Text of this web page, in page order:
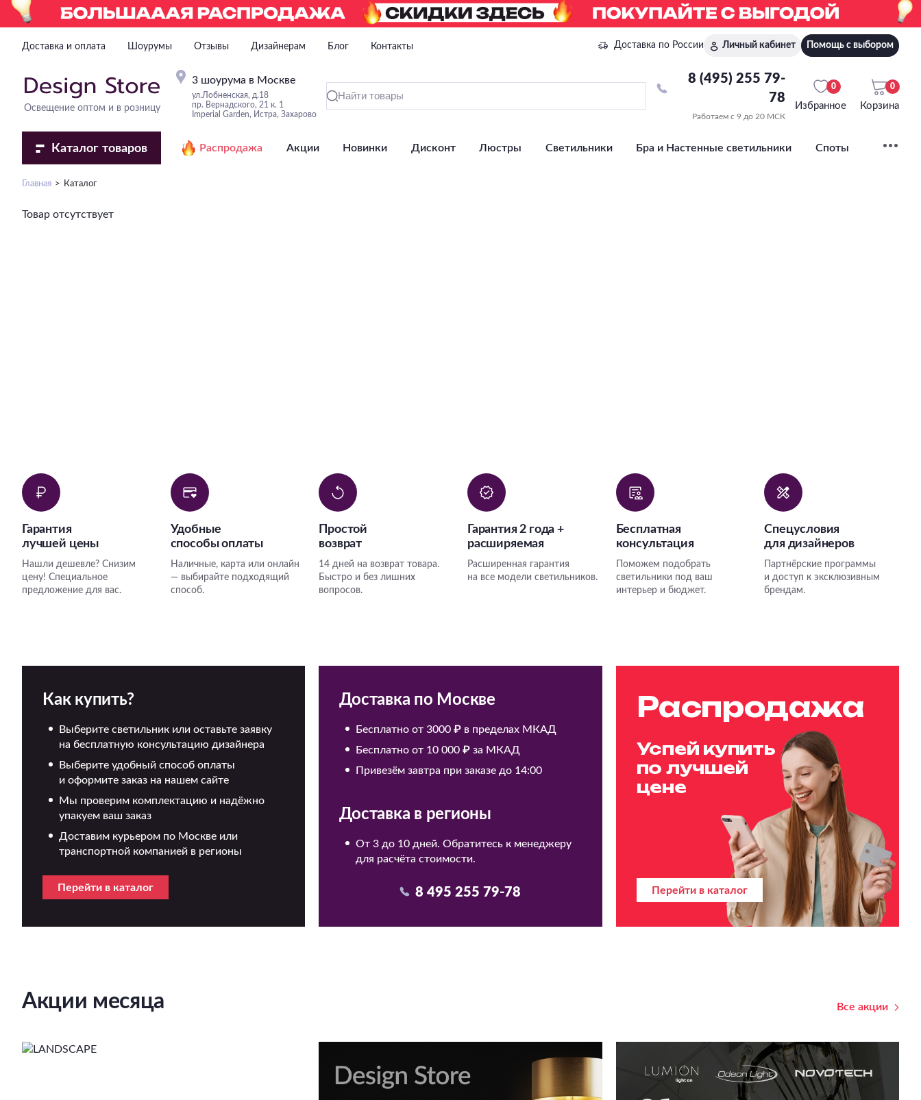
Доставка и оплата Шоурумы Отзывы Дизайнерам Блог Контакты Доставка по России Личный кабинет Помощь с выбором
Освещение оптом и в розницу
3 шоурума в Москве
ул.Лобненская, д.18
пр. Вернадского, 21 к. 1
Imperial Garden, Истра, Захарово
8 (495) 255 79-
78
Работаем с 9 до 20 МСК
Избранное
0
Корзина
0
Каталог товаров Распродажа Акции Новинки Дисконт Люстры Светильники Бра и Настенные светильники Споты
Главная Каталог
Товар отсутствует
Гарантия
лучшей цены
Нашли дешевле? Снизим
цену! Специальное
предложение для вас.
Удобные
способы оплаты
Наличные, карта или онлайн
— выбирайте подходящий
способ.
Простой
возврат
14 дней на возврат товара.
Быстро и без лишних
вопросов.
Гарантия 2 года +
расширяемая
Расширенная гарантия
на все модели светильников.
Бесплатная
консультация
Поможем подобрать
светильники под ваш
интерьер и бюджет.
Спецусловия
для дизайнеров
Партнёрские программы
и доступ к эксклюзивным
брендам.
Как купить?
Выберите светильник или оставьте заявку
на бесплатную консультацию дизайнера
Выберите удобный способ оплаты
и оформите заказ на нашем сайте
Мы проверим комплектацию и надёжно
упакуем ваш заказ
Доставим курьером по Москве или
транспортной компанией в регионы
Перейти в каталог
Доставка по Москве
Бесплатно от 3000 ₽ в пределах МКАД
Бесплатно от 10 000 ₽ за МКАД
Привезём завтра при заказе до 14:00
Доставка в регионы
От 3 до 10 дней. Обратитесь к менеджеру
для расчёта стоимости.
8 495 255 79-78
Распродажа
Успей купить
по лучшей
цене
Перейти в каталог
Акции месяца Все акции